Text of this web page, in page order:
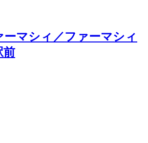
ーマシィ／ファーマシィ
前